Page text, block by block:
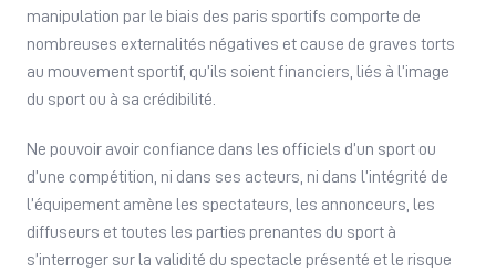
manipulation par le biais des paris sportifs comporte de
nombreuses externalités négatives et cause de graves torts
au mouvement sportif, qu’ils soient financiers, liés à l’image
du sport ou à sa crédibilité.
Ne pouvoir avoir confiance dans les officiels d’un sport ou
d’une compétition, ni dans ses acteurs, ni dans l’intégrité de
l’équipement amène les spectateurs, les annonceurs, les
diffuseurs et toutes les parties prenantes du sport à
s’interroger sur la validité du spectacle présenté et le risque